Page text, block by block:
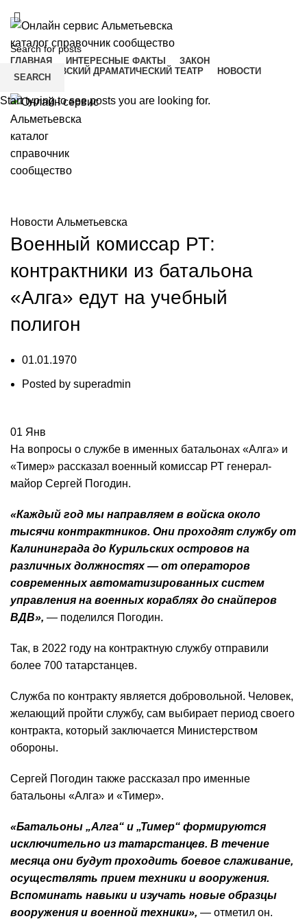
ГЛАВНАЯ ИНТЕРЕСНЫЕ ФАКТЫ
ЗАКОН
АЛЬМЕТЬЕВСКИЙ ДРАМАТИЧЕСКИЙ ТЕАТР
НОВОСТИ
Новости Альметьевска
Военный комиссар РТ:
контрактники из батальона
«Алга» едут на учебный
полигон
01.01.1970
Posted by superadmin
01 Янв
На вопросы о службе в именных батальонах «Алга» и
«Тимер» рассказал военный комиссар РТ генерал-
майор Сергей Погодин.
«Каждый год мы направляем в войска около
тысячи контрактников. Они проходят службу от
Калининграда до Курильских островов на
различных должностях — от операторов
современных автоматизированных систем
управления на военных кораблях до снайперов
ВДВ», — поделился Погодин.
Так, в 2022 году на контрактную службу отправили
более 700 татарстанцев.
Служба по контракту является добровольной. Человек,
желающий пройти службу, сам выбирает период своего
контракта, который заключается Министерством
обороны.
Сергей Погодин также рассказал про именные
батальоны «Алга» и «Тимер».
«Батальоны „Алга“ и „Тимер“ формируются
исключительно из татарстанцев. В течение
месяца они будут проходить боевое слаживание,
осуществлять прием техники и вооружения.
Вспоминать навыки и изучать новые образцы
вооружения и военной техники», — отметил он.
SEARCH
Start typing to see posts you are looking for.